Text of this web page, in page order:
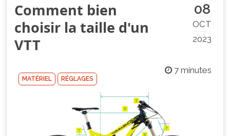
08
OCT
2023
Comment bien
choisir la taille d'un
VTT
7 minutes
MATÉRIEL RÉGLAGES